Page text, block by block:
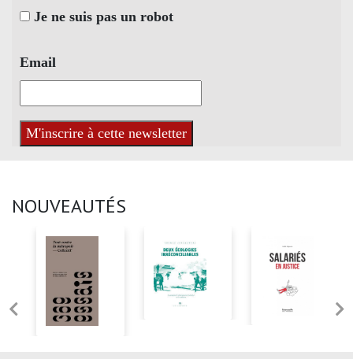
Je ne suis pas un robot
Email
NOUVEAUTÉS